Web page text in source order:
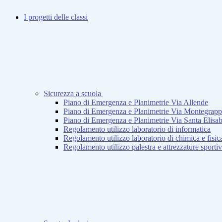
I progetti delle classi
Sicurezza a scuola
Piano di Emergenza e Planimetrie Via Allende
Piano di Emergenza e Planimetrie Via
Piano di Emergenza e Planimetrie Via Santa
Regolamento utilizzo laboratorio di informatica
Regolamento utilizzo laboratorio di chimica e
Regolamento utilizzo palestra e attrezzature